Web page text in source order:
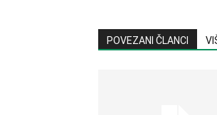
POVEZANI ČLANCI